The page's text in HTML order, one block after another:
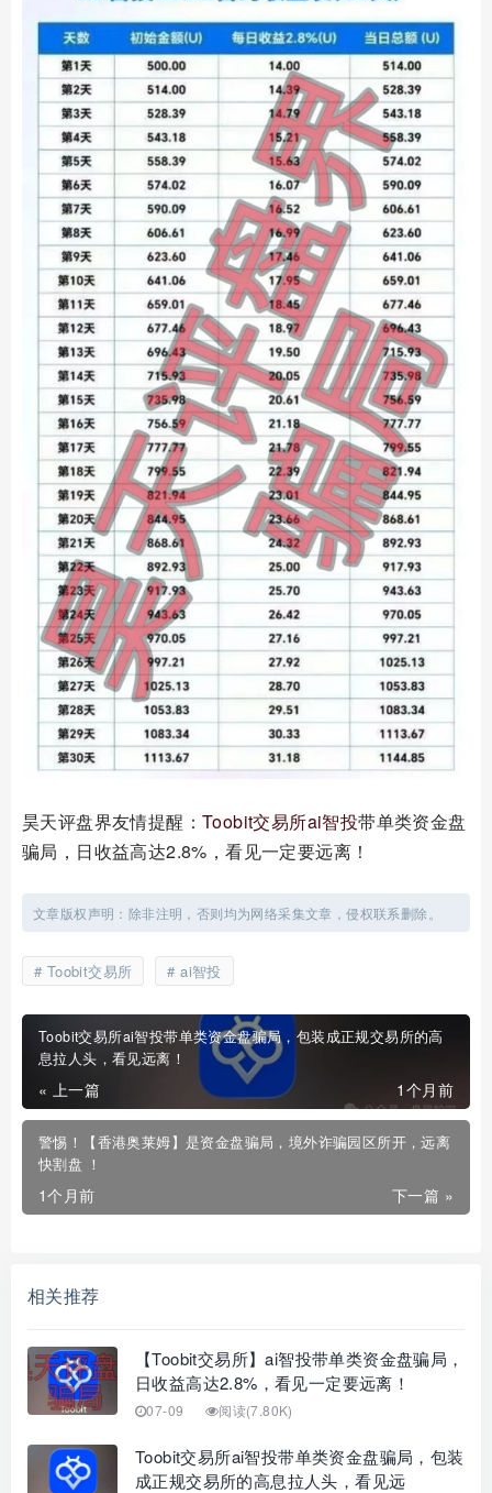
昊天评盘界友情提醒： Toobit交易所ai智投带单类资金盘
骗局，日收益高达2.8%，看见一定要远离！
文章版权声明：除非注明，否则均为网络采集文章，侵权联系删除。
Toobit交易所 ai智投
Toobit交易所ai智投带单类资金盘骗局，包装成正规交易所的高
息拉人头，看见远离！
« 上一篇 1个月前
警惕！【香港奥莱姆】是资金盘骗局，境外诈骗园区所开，远离
快割盘 ！
下一篇 »
1个月前
相关推荐
【Toobit交易所】ai智投带单类资金盘骗局，
日收益高达2.8%，看见一定要远离！
07-09 阅读(7.80K)
Toobit交易所ai智投带单类资金盘骗局，包装
成正规交易所的高息拉人头，看见远